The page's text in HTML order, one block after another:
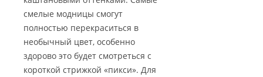
смелые модницы смогут
полностью перекраситься в
необычный цвет, особенно
здорово это будет смотреться с
короткой стрижкой «пикси». Для